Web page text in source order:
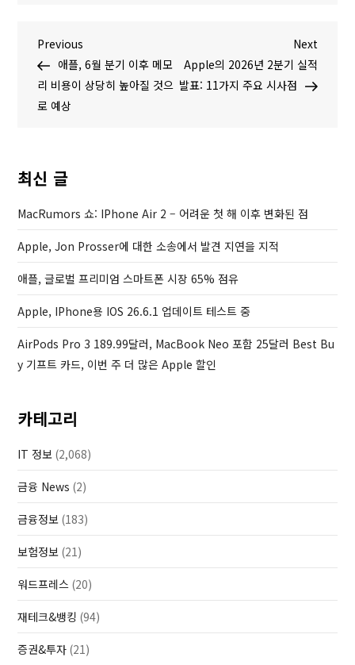
글
탐
P
r
e
v
s
P
o
s
Previous
애플, 6월 분기 이후 메모
리 비용이 상당히 높아질 것으
로 예상
N
e
x
Next
Apple의 2026년 2분기 실적
발표: 11가지 주요 시사점
최신 글
MacRumors 쇼: IPhone Air 2 – 어려운 첫 해 이후 변화된 점
Apple, Jon Prosser에 대한 소송에서 발견 지연을 지적
애플, 글로벌 프리미엄 스마트폰 시장 65% 점유
Apple, IPhone용 IOS 26.6.1 업데이트 테스트 중
AirPods Pro 3 189.99달러, MacBook Neo 포함 25달러 Best Bu
Y 기프트 카드, 이번 주 더 많은 Apple 할인
카테고리
IT 정보 (2,068)
금융 News (2)
금융정보 (183)
보험정보 (21)
워드프레스 (20)
재테크&뱅킹 (94)
증권&투자 (21)